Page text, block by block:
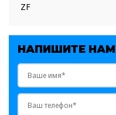
ZF
НАПИШИТЕ НАМ